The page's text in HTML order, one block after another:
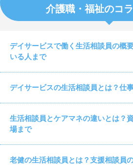
介護職・福祉のコ
デイサービスで働く生活相談員の概
いる人まで
デイサービスの生活相談員とは？仕
生活相談員とケアマネの違いとは？
場まで
老健の生活相談員とは？支援相談員